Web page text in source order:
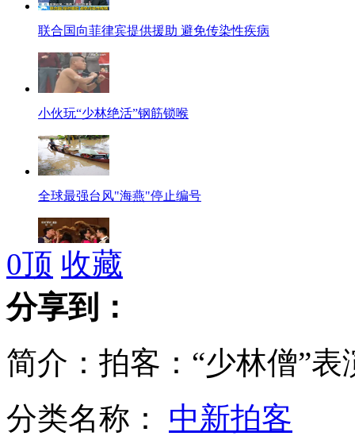
联合国向菲律宾提供援助 避免传染性疾病
小伙玩“少林绝活”钢筋锁喉
全球最强台风"海燕"停止编号
大陆新人"光棍节"体验台湾原住民婚礼
萌宝宝们的搞笑夸张秀
0顶 收藏
分享到：
简介：拍客：“少林僧”表
分类名称： 中新拍客